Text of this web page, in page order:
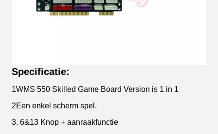
Specificatie:
1WMS 550 Skilled Game Board Version is 1 in 1
2Een enkel scherm spel.
3. 6&13 Knop + aanraakfunctie